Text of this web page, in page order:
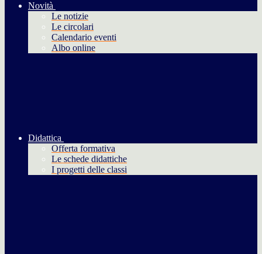
Novità
Le notizie
Le circolari
Calendario eventi
Albo online
Didattica
Offerta formativa
Le schede didattiche
I progetti delle classi